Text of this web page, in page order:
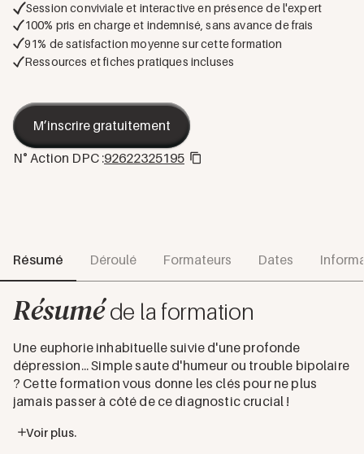
Session conviviale et interactive en présence de l'expert
100% pris en charge et indemnisé, sans avance de frais
91% de satisfaction moyenne sur cette formation
Ressources et fiches pratiques incluses
M’inscrire gratuitement
N° Action DPC :92622325195
Résumé Déroulé Formateurs Dates
Résuméde la formation
Une euphorie inhabituelle suivie d'une profonde
dépression... Simple saute d'humeur ou trouble bipolaire
? Cette formation vous donne les clés pour ne plus
jamais passer à côté de ce diagnostic crucial !
Voir plus.